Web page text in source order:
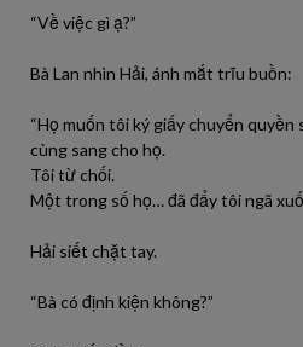
“Về việc gì ạ?”
Bà Lan nhìn Hải, ánh mắt trĩu buồn:
“Họ muốn tôi ký giấy chuyển
cùng sang cho họ.
Tôi từ chối.
Một trong số họ… đã đẩy tôi ngã
Hải siết chặt tay.
“Bà có định kiện không?”